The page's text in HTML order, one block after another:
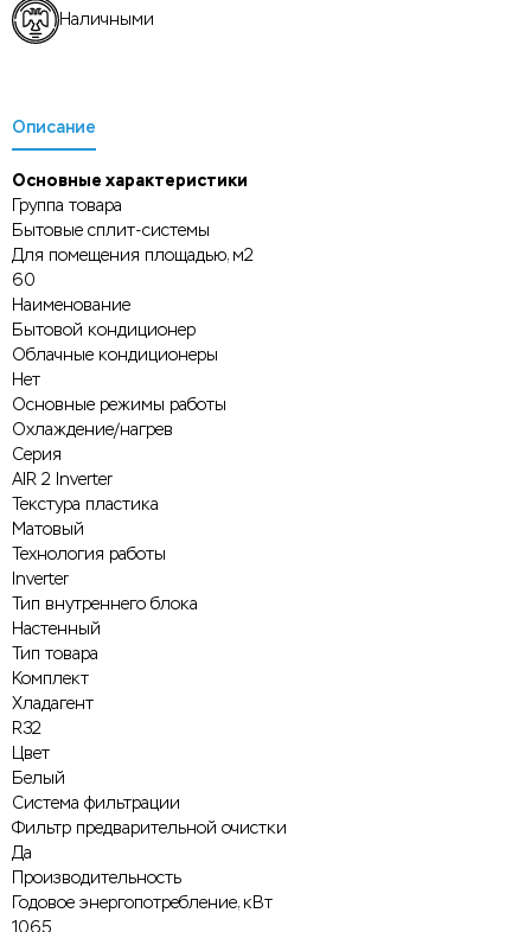
Наличными
Описание
Основные характеристики
Группа товара
Бытовые сплит-системы
Для помещения площадью, м2
60
Наименование
Бытовой кондиционер
Облачные кондиционеры
Нет
Основные режимы работы
Охлаждение/нагрев
Серия
AIR 2 Inverter
Текстура пластика
Матовый
Технология работы
Inverter
Тип внутреннего блока
Настенный
Тип товара
Комплект
Хладагент
R32
Цвет
Белый
Система фильтрации
Фильтр предварительной очистки
Да
Производительность
Годовое энергопотребление, кВт
1065